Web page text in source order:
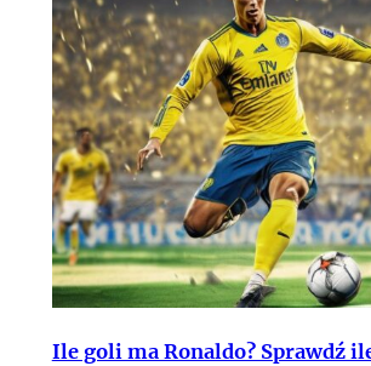
Ile goli ma Ronaldo? Sprawdź